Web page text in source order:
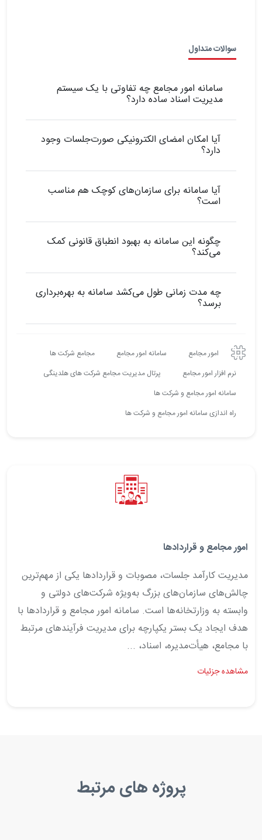
سوالات متداول
سامانه امور مجامع چه تفاوتی با یک سیستم
مدیریت اسناد ساده دارد؟
آیا امکان امضای الکترونیکی صورت‌جلسات وجود
دارد؟
آیا سامانه برای سازمان‌های کوچک هم مناسب
است؟
چگونه این سامانه به بهبود انطباق قانونی کمک
می‌کند؟
چه مدت زمانی طول می‌کشد سامانه به بهره‌برداری
برسد؟
امور مجامع سامانه امور مجامع
مجامع شرکت ها
نرم افزار امور مجامع
پرتال مدیریت مجامع شرکت های هلدینگی
سامانه امور مجامع و شرکت ها
راه اندازی سامانه امور مجامع و شرکت ها
امور مجامع و قراردادها
مدیریت کارآمد جلسات، مصوبات و قراردادها یکی از مهم‌ترین
چالش‌های سازمان‌های بزرگ به‌ویژه شرکت‌های دولتی و
وابسته به وزارتخانه‌ها است. سامانه امور مجامع و قراردادها با
هدف ایجاد یک بستر یکپارچه برای مدیریت فرآیندهای مرتبط
با مجامع، هیأت‌مدیره، اسناد، ...
مشاهده جزئیات
پروژه های مرتبط